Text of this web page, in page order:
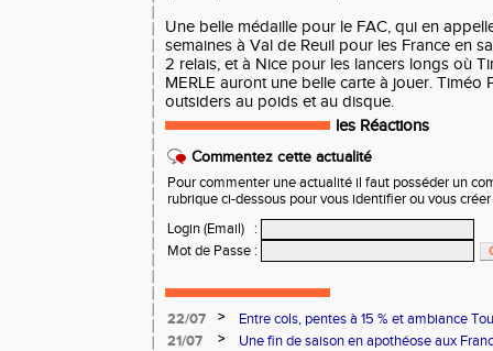
Une belle médaille pour le FAC, qui en
semaines à Val de Reuil pour les France en
2 relais, et à Nice pour les lancers longs où
MERLE auront une belle carte à jouer. Timéo
outsiders au poids et au disque.
les Réactions
Commentez cette actualité
Pour commenter une actualité il faut posséder un
rubrique ci-dessous pour vous identifier ou vous
Login (Email)
:
Mot de Passe :
22/07 >
Entre cols, pentes à 15 % et ambiance
ont relevé le défi !
21/07 >
Une fin de saison en apothéose aux